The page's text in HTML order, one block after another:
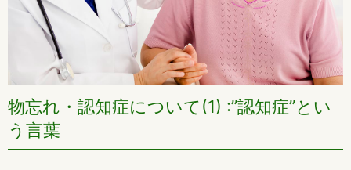
物忘れ・認知症について(1) :”認知症”とい
う言葉